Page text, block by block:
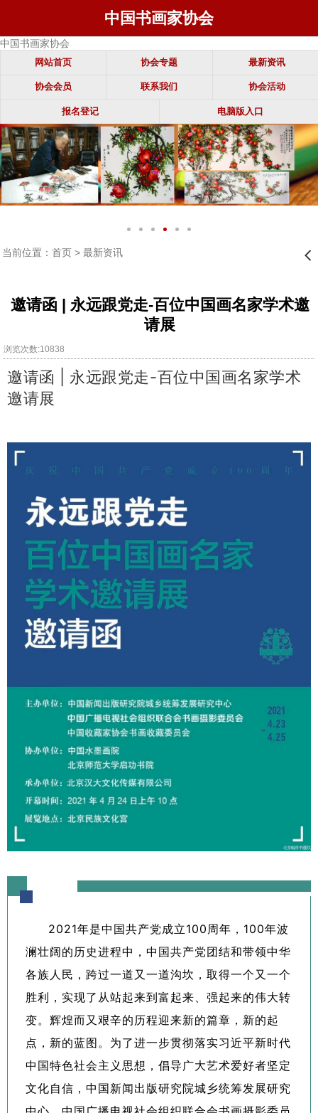
中国书画家协会
中国书画家协会
网站首页 协会专题 最新资讯
协会会员 联系我们 协会活动
报名登记 电脑版入口
1 2 3 4 5 6
当前位置： 首页> 最新资讯 󰊒
邀请函 | 永远跟党走-百位中国画名家学术邀
请展
浏览次数:10838
邀请函 | 永远跟党走-百位中国画名家学术
邀请展
2021年是中国共产党成立100周年，100年波
澜壮阔的历史进程中，中国共产党团结和带领中华
各族人民，跨过一道又一道沟坎，取得一个又一个
胜利，实现了从站起来到富起来、强起来的伟大转
变。辉煌而又艰辛的历程迎来新的篇章，新的起
点，新的蓝图。为了进一步贯彻落实习近平新时代
中国特色社会主义思想，倡导广大艺术爱好者坚定
文化自信，中国新闻出版研究院城乡统筹发展研究